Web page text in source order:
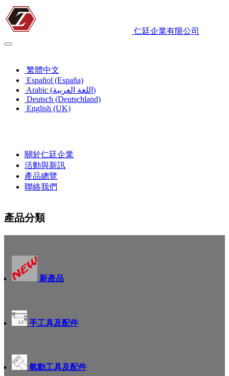
仁廷企業有限公司
繁體中文
Español (España)
Arabic (اللغة العربية)
Deutsch (Deutschland)
English (UK)
關於仁廷企業
活動與新訊
產品總覽
聯絡我們
產品分類
新產品
手工具及配件
氣動工具及配件